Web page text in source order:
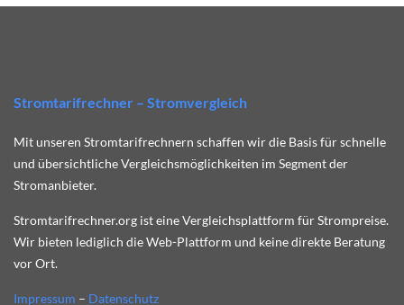
Stromtarifrechner – Stromvergleich
Mit unseren Stromtarifrechnern schaffen wir die Basis für schnelle
und übersichtliche Vergleichsmöglichkeiten im Segment der
Stromanbieter.
Stromtarifrechner.org ist eine Vergleichsplattform für Strompreise.
Wir bieten lediglich die Web-Plattform und keine direkte Beratung
vor Ort.
Impressum – Datenschutz